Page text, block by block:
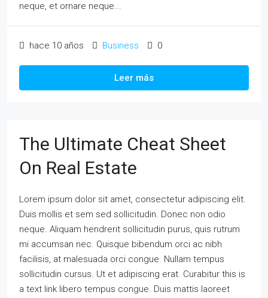
neque, et ornare neque...
hace 10 años Business 0
Leer más
The Ultimate Cheat Sheet
On Real Estate
Lorem ipsum dolor sit amet, consectetur adipiscing elit.
Duis mollis et sem sed sollicitudin. Donec non odio
neque. Aliquam hendrerit sollicitudin purus, quis rutrum
mi accumsan nec. Quisque bibendum orci ac nibh
facilisis, at malesuada orci congue. Nullam tempus
sollicitudin cursus. Ut et adipiscing erat. Curabitur this is
a text link libero tempus congue. Duis mattis laoreet